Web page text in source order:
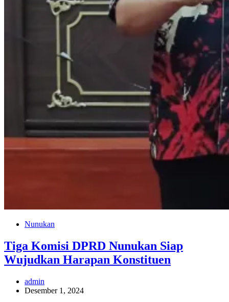
Nunukan
Tiga Komisi DPRD Nunukan Siap
Wujudkan Harapan Konstituen
admin
Desember 1, 2024